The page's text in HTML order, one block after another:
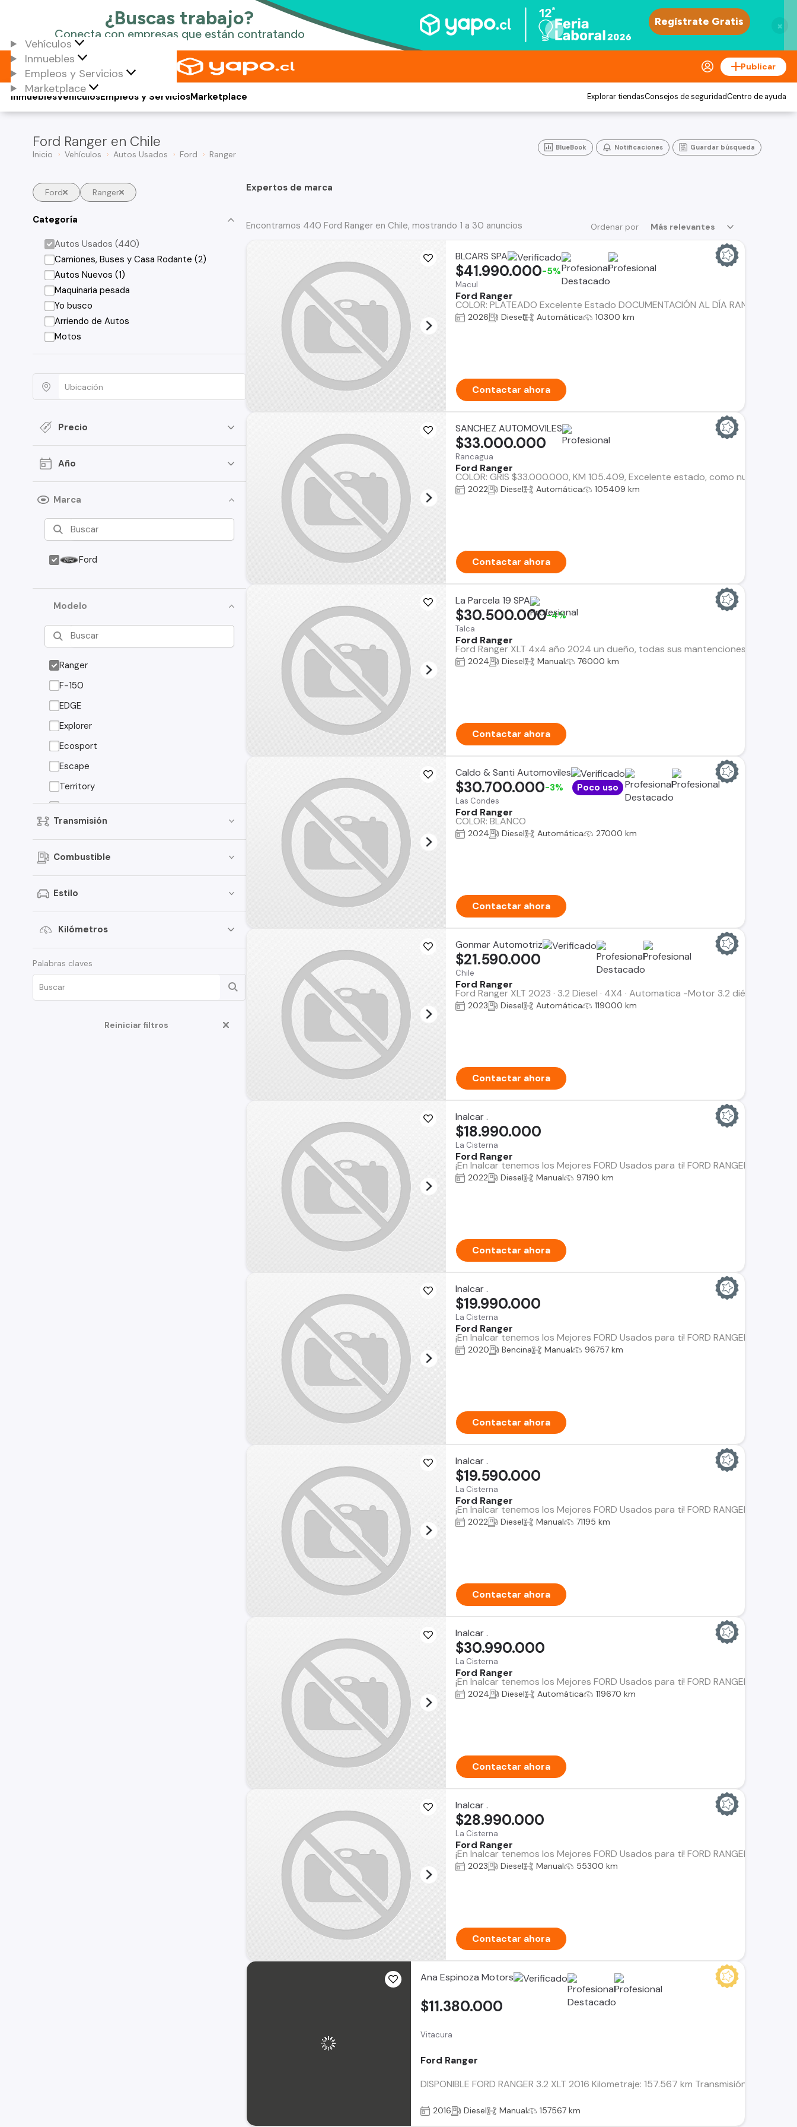
×
Vehículos
Inmuebles
Empleos y Servicios
Marketplace
Publicar
Vehículos
Inmuebles Empleos y ServiciosMarketplace Explorar tiendasConsejos de seguridadCentro de ayuda
Ford Ranger en Chile
Inicio Vehículos Autos Usados Ford Ranger
BlueBook Notificaciones Guardar búsqueda
Ford Ranger
Categoría
Autos Usados (440)
Camiones, Buses y Casa Rodante (2)
Autos Nuevos (1)
Maquinaria pesada
Yo busco
Arriendo de Autos
Motos
Precio
Año
Marca
Ford
Modelo
Ranger
F-150
EDGE
Explorer
Ecosport
Escape
Territory
Focus
Bronco
Transit Van
Expedition
Maverick
Fusion
Edge
Transmisión
Combustible
Estilo
Kilómetros
Palabras claves
Reiniciar filtros
Expertos de marca
Ordenar por Más relevantes
Encontramos 440 Ford Ranger en Chile, mostrando 1 a 30 anuncios
BLCARS SPA
Macul
Ford Ranger
COLOR: PLATEADO Excelente Estado DOCUMENTACIÓN AL DÍA RANGER
$41.990.000-5%
2026 Diesel Automática 10300 km
Contactar ahora
SANCHEZ AUTOMOVILES
Rancagua
Ford Ranger
COLOR: GRIS $33.000.000, KM 105.409, Excelente estado, como nueva, kit
$33.000.000
2022 Diesel Automática 105409 km
Contactar ahora
La Parcela 19 SPA
Talca
Ford Ranger
Ford Ranger XLT 4x4 año 2024 un dueño, todas sus mantenciones en la
$30.500.000-4%
2024 Diesel Manual 76000 km
Contactar ahora
Caldo & Santi Automoviles
Las Condes
Ford Ranger
COLOR: BLANCO
$30.700.000-3% Poco uso
2024 Diesel Automática 27000 km
Contactar ahora
Gonmar Automotriz
Chile
Ford Ranger
Ford Ranger XLT 2023 · 3.2 Diesel · 4X4 · Automatica -Motor 3.2 diésel -
$21.590.000
2023 Diesel Automática 119000 km
Contactar ahora
Inalcar .
La Cisterna
Ford Ranger
¡En Inalcar tenemos los Mejores FORD Usados para ti! FORD RANGER XLT
$18.990.000
2022 Diesel Manual 97190 km
Contactar ahora
Inalcar .
La Cisterna
Ford Ranger
¡En Inalcar tenemos los Mejores FORD Usados para ti! FORD RANGER 2.5 LT
$19.990.000
2020 Bencina Manual 96757 km
Contactar ahora
Inalcar .
La Cisterna
Ford Ranger
¡En Inalcar tenemos los Mejores FORD Usados para ti! FORD RANGER 3.2 Año:
$19.590.000
2022 Diesel Manual 71195 km
Contactar ahora
Inalcar .
La Cisterna
Ford Ranger
¡En Inalcar tenemos los Mejores FORD Usados para ti! FORD RANGER 2.0
$30.990.000
2024 Diesel Automática 119670 km
Contactar ahora
Inalcar .
La Cisterna
Ford Ranger
¡En Inalcar tenemos los Mejores FORD Usados para ti! FORD RANGER Año:
$28.990.000
2023 Diesel Manual 55300 km
Contactar ahora
Ana Espinoza Motors
Vitacura
Ford Ranger
DISPONIBLE FORD RANGER 3.2 XLT 2016 Kilometraje: 157.567 km Transmisión:
$11.380.000
2016 Diesel Manual 157567 km